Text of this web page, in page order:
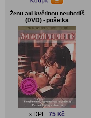
Ženu ani květinou neuhodíš
(DVD) - pošetka
s DPH:75 Kč